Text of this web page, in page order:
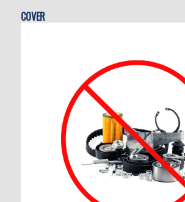
COVER